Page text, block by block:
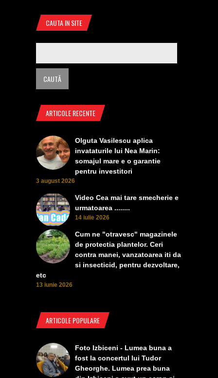
CAUTA IN SITE
ARTICOLE RECENTE
Olguta Vasilescu aplica
invataturile lui Nea Marin:
somajul mare e o garantie
pentru investitori
3 august 2026
Video Cea mai tare smecherie e
urmatoarea ........
14 iulie 2026
Cum ne "otravesc" magazinele
de protectia plantelor. Ceri
contra manei, vanzatoarea iti da
si insecticid, pentru dezvoltare,
etc
13 iunie 2026
ARTICOLE POPULARE
Foto Izbiceni - Lumea buna a
fost la concertul lui Tudor
Gheorghe. Lumea prea buna